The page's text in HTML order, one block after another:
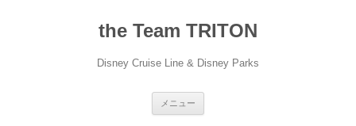
the Team TRITON
Disney Cruise Line & Disney Parks
メニュー